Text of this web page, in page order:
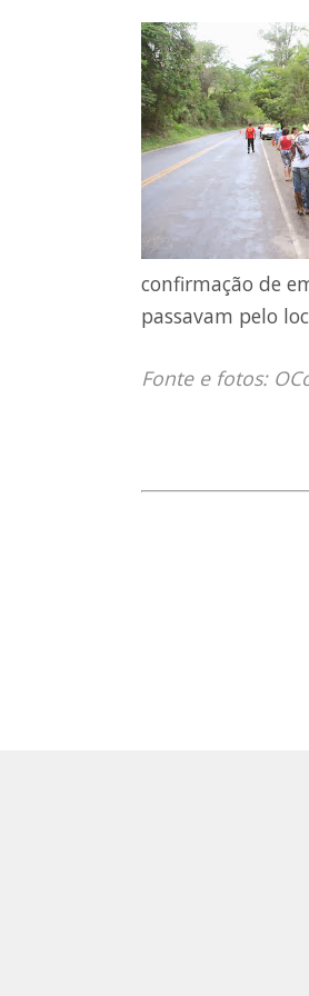
confirmação de
passavam pelo
Fonte e fotos: